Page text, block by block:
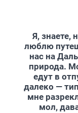
Я, знаете,
люблю
нас на
природа.
едут в
далеко —
мне
мол,